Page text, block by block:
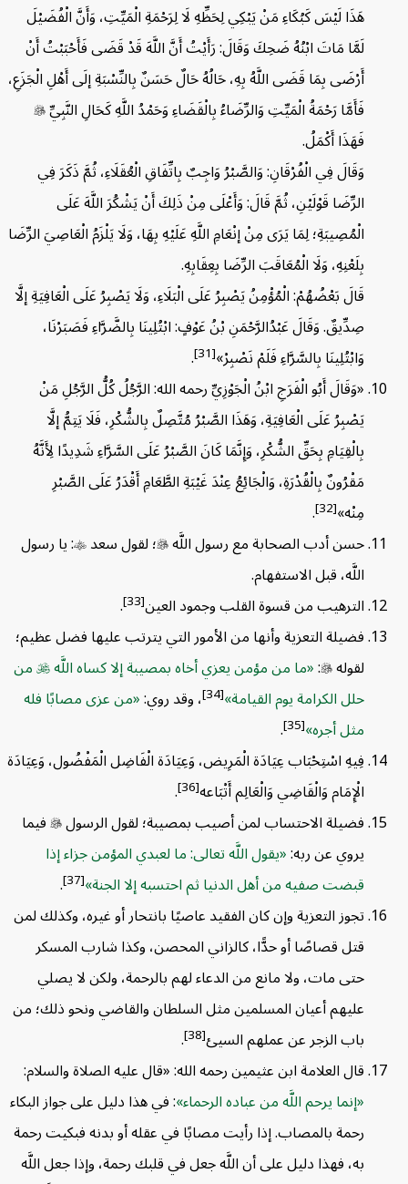
هَذَا لَيْسَ كَبُكَاءِ مَنْ يَبْكِي لِحَظِّهِ لَا لِرَحْمَةِ الْمَيِّتِ، وَأَنَّ الْفُضَيْلَ
لَمَّا مَاتَ ابْنُهُ ضَحِكَ وَقَالَ: رَأَيْتُ أَنَّ اللَّهَ قَدْ قَضَى فَأَحْبَبْتُ أَنْ
أَرْضَى بِمَا قَضَى اللَّهُ بِهِ، حَالُهُ حَالٌ حَسَنٌ بِالنِّسْبَةِ إلَى أَهْلِ الْجَزَعِ،
فَأَمَّا رَحْمَةُ الْمَيِّتِ وَالرِّضَاءُ بِالْقَضَاءِ وَحَمْدُ اللَّهِ كَحَالِ النَّبِيِّ
فَهَذَا أَكْمَلُ.
وَقَالَ فِي الْفُرْقَانِ: وَالصَّبْرُ وَاجِبٌ بِاتِّفَاقِ الْعُقَلَاءِ، ثُمَّ ذَكَرَ فِي
الرِّضَا قَوْلَيْنِ، ثُمَّ قَالَ: وَأَعْلَى مِنْ ذَلِكَ أَنْ يَشْكُرَ اللَّهَ عَلَى
الْمُصِيبَةِ؛ لِمَا يَرَى مِنْ إنْعَامِ اللَّهِ عَلَيْهِ بِهَا، وَلَا يَلْزَمُ الْعَاصِيَ الرِّضَا
بِلَعْنِهِ، وَلَا الْمُعَاقَبَ الرِّضَا بِعِقَابِهِ.
قَالَ بَعْضُهُمْ: الْمُؤْمِنُ يَصْبِرُ عَلَى الْبَلَاءِ، وَلَا يَصْبِرُ عَلَى الْعَافِيَةِ إلَّا
صِدِّيقٌ. وَقَالَ عَبْدُالرَّحْمَنِ بْنُ عَوْفٍ: ابْتُلِينَا بِالضَّرَّاءِ فَصَبَرْنَا،
وَابْتُلِينَا بِالسَّرَّاءِ فَلَمْ نَصْبِرْ»[31]
.
«وَقَالَ أَبُو الْفَرَجِ ابْنُ الْجَوْزِيِّ رحمه الله: الرَّجُلُ كُلُّ الرَّجُلِ مَنْ
يَصْبِرُ عَلَى الْعَافِيَةِ، وَهَذَا الصَّبْرُ مُتَّصِلٌ بِالشُّكْرِ، فَلَا يَتِمُّ إلَّا
بِالْقِيَامِ بِحَقِّ الشُّكْرِ، وَإِنَّمَا كَانَ الصَّبْرُ عَلَى السَّرَّاءِ شَدِيدًا لِأَنَّهُ
مَقْرُونٌ بِالْقُدْرَةِ، وَالْجَائِعُ عِنْدَ غَيْبَةِ الطَّعَامِ أَقْدَرُ عَلَى الصَّبْرِ
مِنْه»[32]
.
حسن أدب الصحابة مع رسول اللَّه؛ لقول سعد: يا رسول
اللَّه، قبل الاستفهام.
الترهيب من قسوة القلب وجمود العين[33]
.
فضيلة التعزية وأنها من الأمور التي يترتب عليها فضل عظيم؛
لقوله
: ما من مؤمن يعزي أخاه بمصيبة إلا كساه اللَّهمن
حلل الكرامة يوم القيامة [34] ، وقد روي: من عزى مصابًا فله
مثل أجره [35]
.
فِيهِ اسْتِحْبَاب عِيَادَة الْمَرِيض، وَعِيَادَة الْفَاضِل الْمَفْضُول، وَعِيَادَة
الْإِمَام وَالْقَاضِي وَالْعَالِم أَتْبَاعه[36]
.
فضيلة الاحتساب لمن أصيب بمصيبة؛ لقول الرسولفيما
يروي عن ربه: يقول اللَّه تعالى: ما لعبدي المؤمن جزاء إذا
قبضت صفيه من أهل الدنيا ثم احتسبه إلا الجنة [37]
.
تجوز التعزية وإن كان الفقيد عاصيًا بانتحار أو غيره، وكذلك لمن
قتل قصاصًا أو حدًّا، كالزاني المحصن، وكذا شارب المسكر
حتى مات، ولا مانع من الدعاء لهم بالرحمة، ولكن لا يصلي
عليهم أعيان المسلمين مثل السلطان والقاضي ونحو ذلك؛ من
باب الزجر عن عملهم السيئ[38]
.
قال العلامة ابن عثيمين رحمه الله: «قال عليه الصلاة والسلام:
إنما يرحم اللَّه من عباده الرحماء : في هذا دليل على جواز البكاء
رحمة بالمصاب. إذا رأيت مصابًا في عقله أو بدنه فبكيت رحمة
به، فهذا دليل على أن اللَّه جعل في قلبك رحمة، وإذا جعل اللَّه